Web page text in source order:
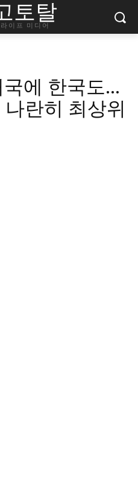
토탈
이프 미디어
국에 한국도…
란히 최상위